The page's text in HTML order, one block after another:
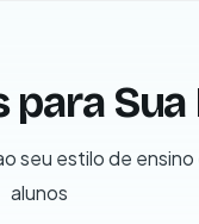
seu estilo de
alunos